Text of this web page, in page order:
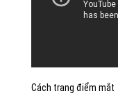
Cách trang điểm mắt